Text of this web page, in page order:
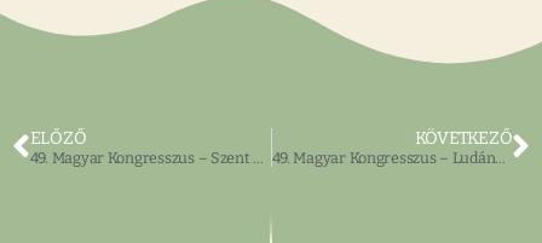
ELŐZŐ
49. Magyar Kongresszus – Szent László Társaság és Rend ülése
KÖVETKEZŐ
49. Magyar Kongresszus – Ludányi Nádas Panni